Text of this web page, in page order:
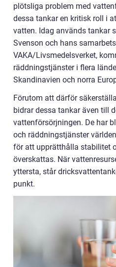
plötsliga problem med
dessa tankar en kritisk roll i
vatten. Idag används tankar
Svenson och hans
VAKA/Livsmedelsverket,
räddningstjänster i flera
Skandinavien och norra
Förutom att därför
bidrar dessa tankar även till
vattenförsörjningen. De har
och räddningstjänster
för att upprätthålla stabilitet
överskattas. När
yttersta, står
punkt.